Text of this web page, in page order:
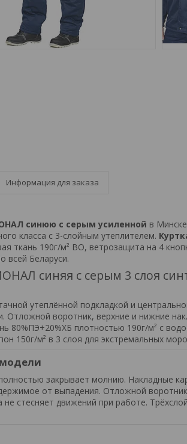
Информация для заказа
синюю с серым усиленной в
класса с 3-слойным утеплителем.
ткань 190г/м² ВО, ветрозащита на 4
всей Беларуси.
синяя с серым 3 слоя
утеплённой подкладкой и
Отложной воротник, верхние и нижние
80%ПЭ+20%ХБ плотностью 190г/м² с
150г/м² в 3 слоя для экстремальных
закрывает молнию. Накладные
от выпадения. Отложной
стесняет движений при работе.